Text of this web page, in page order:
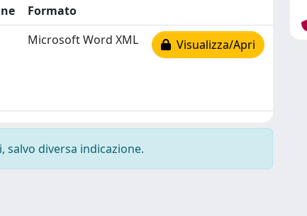
Formato
Microsoft Word XML Visualizza/Apri
diversa indicazione.